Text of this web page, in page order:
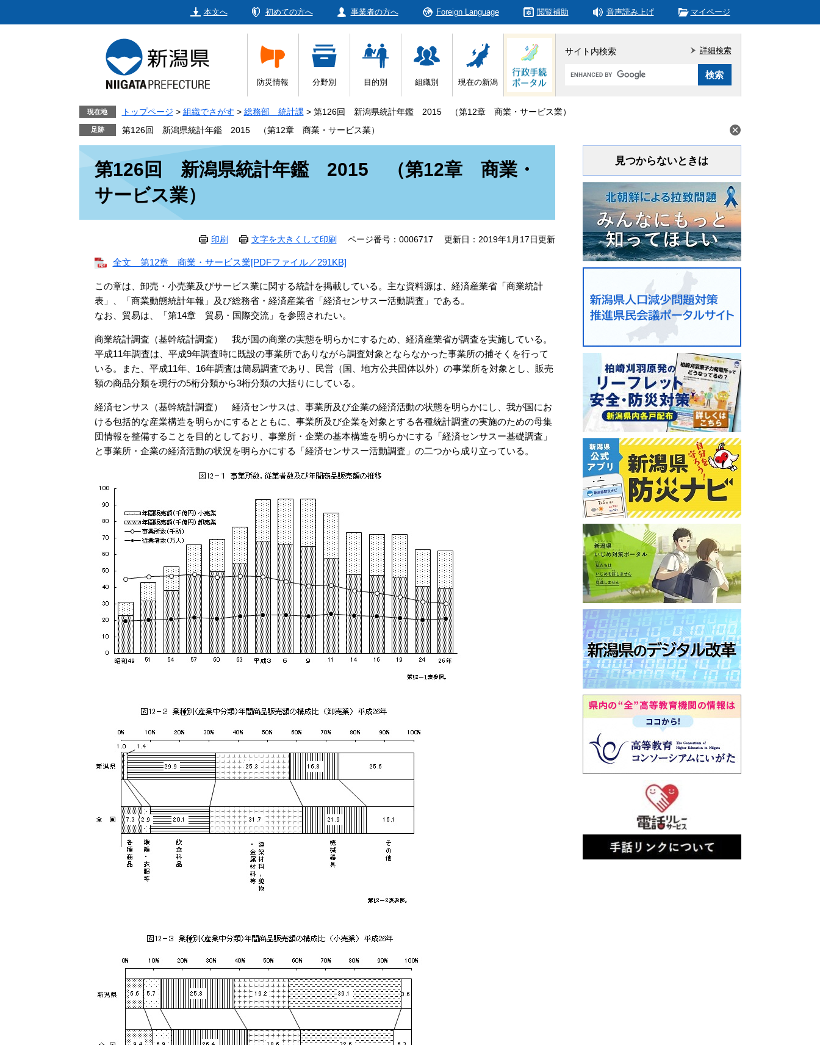
本文へ 初めての方へ 事業者の方へ Foreign Language 閲覧補助 音声読み上げ マイページ
防災情報 分野別 目的別 組織別 現在の新潟
サイト内検索
Google
ム
詳細検索
現在地 トップページ > 組織でさがす > 総務部 統計課 > 第126回 新潟県統計年鑑 2015 （第12章 商業・サービス業）
第126回 新潟県統計年鑑 2015 （第12章 商業・サービス業）
第126回 新潟県統計年鑑 2015 （第12章 商業・
サービス業）
印刷 文字を大きくして印刷 ページ番号：0006717 更新日：2019年1月17日更新
全文 第12章 商業・サービス業[PDFファイル／291KB]
この章は、卸売・小売業及びサービス業に関する統計を掲載している。主な資料源は、経済産業省「商業統計
表」、「商業動態統計年報」及び総務省・経済産業省「経済センサスー活動調査」である。
なお、貿易は、「第14章 貿易・国際交流」を参照されたい。
商業統計調査（基幹統計調査） 我が国の商業の実態を明らかにするため、経済産業省が調査を実施している。
平成11年調査は、平成9年調査時に既設の事業所でありながら調査対象とならなかった事業所の捕そくを行って
いる。また、平成11年、16年調査は簡易調査であり、民営（国、地方公共団体以外）の事業所を対象とし、販売
額の商品分類を現行の5桁分類から3桁分類の大括りにしている。
経済センサス（基幹統計調査） 経済センサスは、事業所及び企業の経済活動の状態を明らかにし、我が国にお
ける包括的な産業構造を明らかにするとともに、事業所及び企業を対象とする各種統計調査の実施のための母集
団情報を整備することを目的としており、事業所・企業の基本構造を明らかにする「経済センサスー基礎調査」
と事業所・企業の経済活動の状況を明らかにする「経済センサスー活動調査」の二つから成り立っている。
見つからないときは